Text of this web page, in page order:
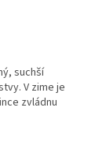
suchší
V zime je
zvládnu